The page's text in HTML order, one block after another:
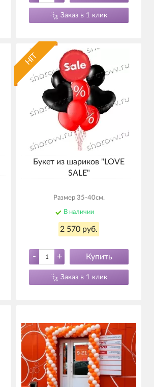
Заказ в 1 клик
HIT
Букет из шариков "LOVE
SALE"
Размер 35-40см.
В наличии
2 570 руб.
- + Купить
Заказ в 1 клик